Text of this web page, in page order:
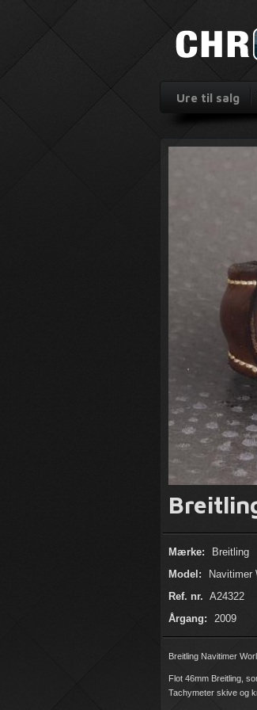
Ure til salg
Mærke:
Breitling
Model:
Navitimer
Ref. nr. A24322
Årgang:
2009
Breitling Navitimer
Flot 46mm Breitling,
Tachymeter skive og